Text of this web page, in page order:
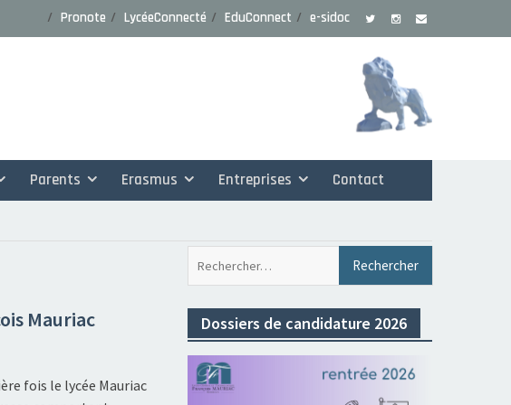
Pronote LycéeConnecté EduConnect e-sidoc
Parents Erasmus Entreprises Contact
Mauriac
fois le lycée Mauriac
Dossiers de candidature 2026